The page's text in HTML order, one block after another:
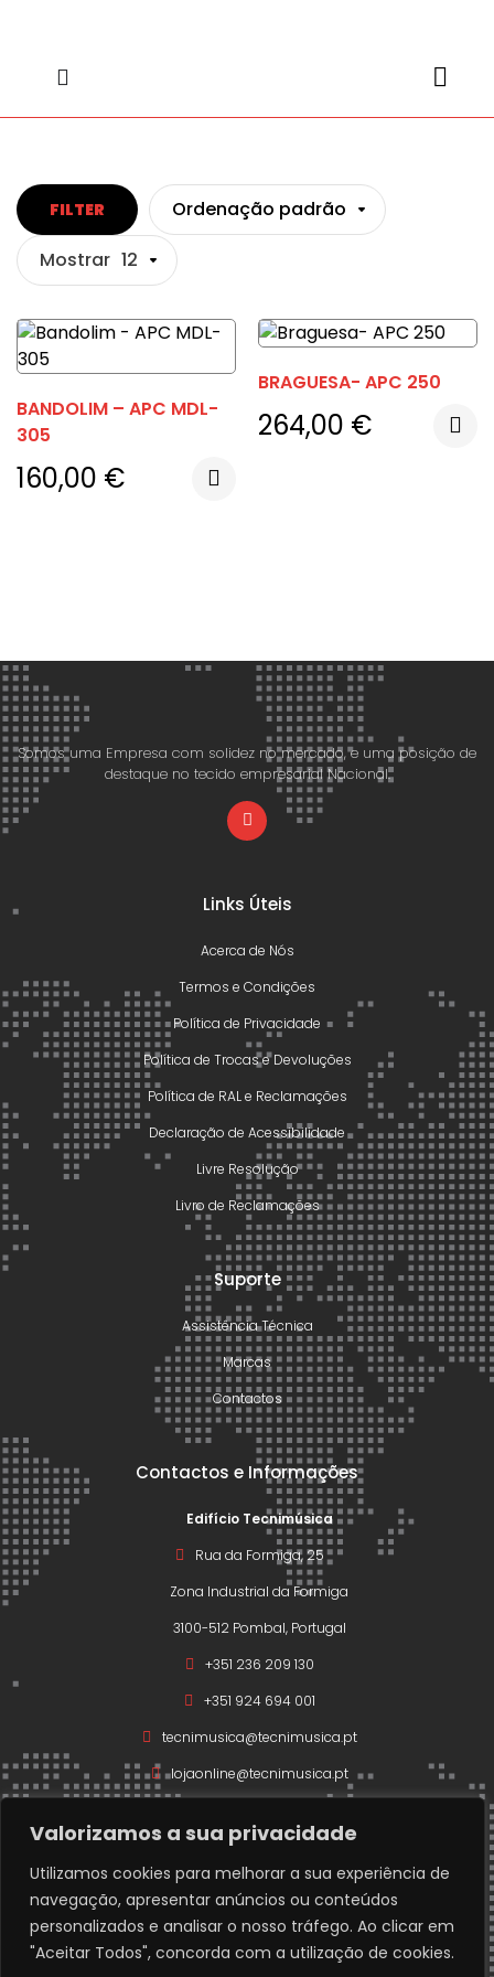
Valorizamos a sua privacidade
Utilizamos cookies para melhorar a sua experiência de
navegação, apresentar anúncios ou conteúdos
personalizados e analisar o nosso tráfego. Ao clicar em
"Aceitar Todos", concorda com a utilização de cookies.
FILTER
Ordenação padrão
Mostrar 12
BANDOLIM – APC MDL-
305
160,00 €
BRAGUESA- APC 250
264,00 €
Somos uma Empresa com solidez no mercado, e uma posição de
destaque no tecido empresarial Nacional.
Links Úteis
Acerca de Nós
Termos e Condições
Política de Privacidade
Política de Trocas e Devoluções
Política de RAL e Reclamações
Declaração de Acessibilidade
Livre Resolução
Livro de Reclamações
Suporte
Assistência Técnica
Marcas
Contactos
Contactos e Informações
Edifício Tecnimúsica
Rua da Formiga, 25
Zona Industrial da Formiga
3100-512 Pombal, Portugal
+351 236 209 130
+351 924 694 001
tecnimusica@tecnimusica.pt
lojaonline@tecnimusica.pt
Copyright © 2026 – Todos os direitos reservados a
Técnimusica.
Developed with ❤️ bywww.codigofonte.pt